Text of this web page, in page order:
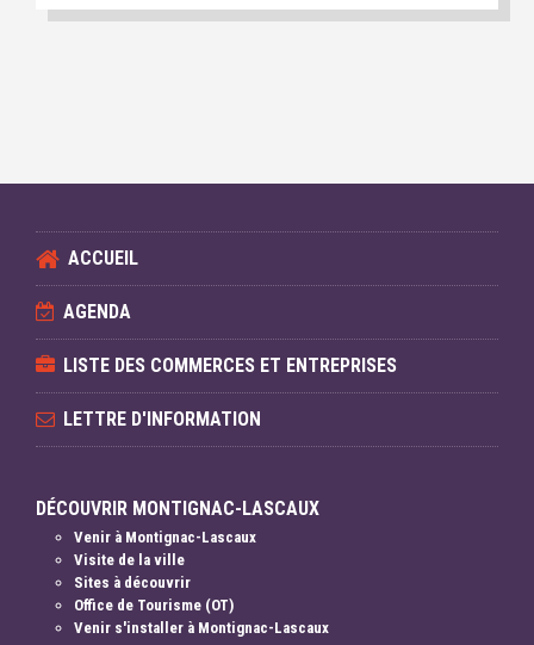
ACCUEIL
AGENDA
LISTE DES COMMERCES ET ENTREPRISES
LETTRE D'INFORMATION
DÉCOUVRIR MONTIGNAC-LASCAUX
Venir à Montignac-Lascaux
Visite de la ville
Sites à découvrir
Office de Tourisme (OT)
Venir s'installer à Montignac-Lascaux